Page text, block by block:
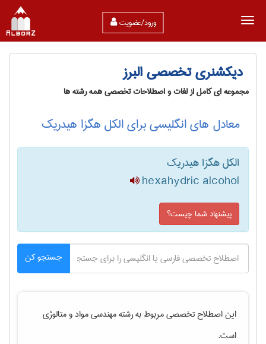
ورود/عضویت
دیکشنری تخصصی البرز
مجموعه ای کامل از لغات و اصطلاحات تخصصی همه رشته ها
معادل های انگلیسی برای الکل هگزا هیدریک
الکل هگزا هیدریک
hexahydric alcohol
پیشنهاد شما چیست؟
جستجو کن
این اصطلاح تخصصی مربوط به رشتهمهندسی مواد و متالوژی
است.